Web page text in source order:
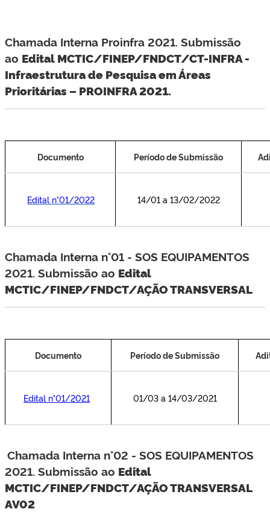
Chamada Interna Proinfra 2021. Submissão
ao Edital MCTIC/FINEP/FNDCT/CT-INFRA -
Infraestrutura de Pesquisa em Áreas
Prioritárias – PROINFRA 2021.
Documento Período de Submissão
Edital n°01/2022 14/01 a 13/02/2022
Chamada Interna n°01 - SOS EQUIPAMENTOS
2021. Submissão ao Edital
MCTIC/FINEP/FNDCT/AÇÃO TRANSVERSAL
Documento Período de Submissão
Edital n°01/2021 01/03 a 14/03/2021
Chamada Interna n°02 - SOS EQUIPAMENTOS
2021. Submissão ao Edital
MCTIC/FINEP/FNDCT/AÇÃO TRANSVERSAL
AV02